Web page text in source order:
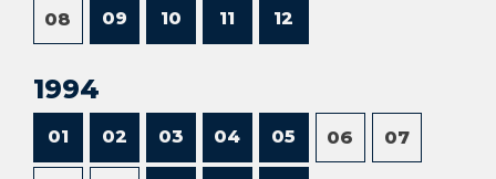
08 09 10 11 12
1994
01 02 03 04 05 06 07